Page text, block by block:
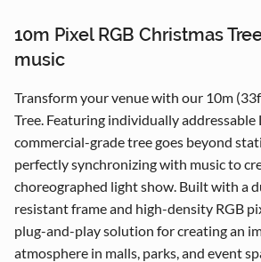
10m Pixel RGB Christmas
music
Transform your venue with our 10m
Tree. Featuring individually addressable
commercial-grade tree goes beyond
perfectly synchronizing with music to
choreographed light show. Built with a
resistant frame and high-density RGB
plug-and-play solution for creating an
atmosphere in malls, parks, and event